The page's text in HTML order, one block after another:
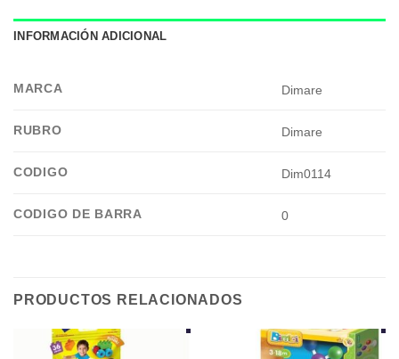
INFORMACIÓN ADICIONAL
MARCA Dimare
RUBRO Dimare
CODIGO Dim0114
CODIGO DE BARRA 0
PRODUCTOS RELACIONADOS